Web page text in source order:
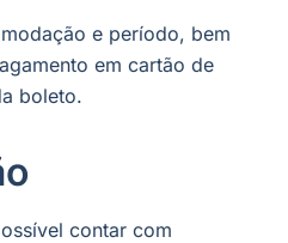
e período, bem
em cartão de
boleto.
contar com